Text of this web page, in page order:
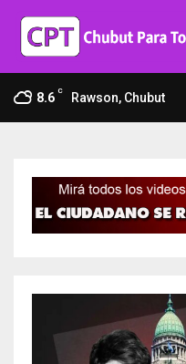
8.6 C Rawson, Chubut